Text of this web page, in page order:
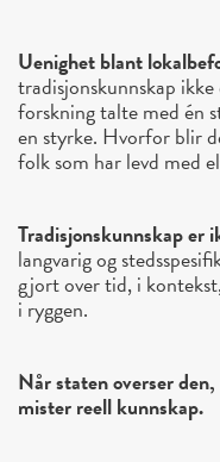
Uenighet blant
tradisjonskunnskap
forskning talte med én
en styrke. Hvorfor blir
folk som har levd med
Tradisjonskunnskap er
langvarig og
gjort over tid, i
i ryggen.
Når staten overser
mister reell kunnskap.